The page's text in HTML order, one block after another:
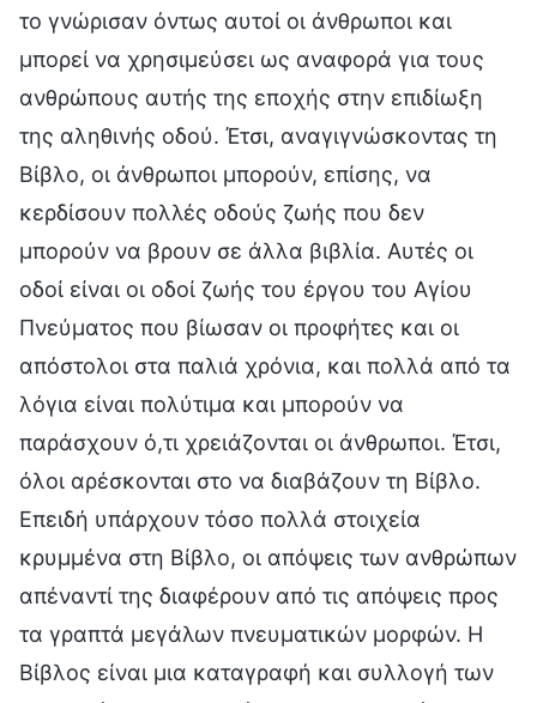
το γνώρισαν όντως αυτοί οι άνθρωποι και
μπορεί να χρησιμεύσει ως αναφορά για τους
ανθρώπους αυτής της εποχής στην επιδίωξη
της αληθινής οδού. Έτσι, αναγιγνώσκοντας τη
Βίβλο, οι άνθρωποι μπορούν, επίσης, να
κερδίσουν πολλές οδούς ζωής που δεν
μπορούν να βρουν σε άλλα βιβλία. Αυτές οι
οδοί είναι οι οδοί ζωής του έργου του Αγίου
Πνεύματος που βίωσαν οι προφήτες και οι
απόστολοι στα παλιά χρόνια, και πολλά από τα
λόγια είναι πολύτιμα και μπορούν να
παράσχουν ό,τι χρειάζονται οι άνθρωποι. Έτσι,
όλοι αρέσκονται στο να διαβάζουν τη Βίβλο.
Επειδή υπάρχουν τόσο πολλά στοιχεία
κρυμμένα στη Βίβλο, οι απόψεις των ανθρώπων
απέναντί της διαφέρουν από τις απόψεις προς
τα γραπτά μεγάλων πνευματικών μορφών. Η
Βίβλος είναι μια καταγραφή και συλλογή των